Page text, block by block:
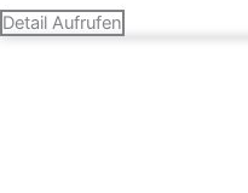
Detail Aufrufen